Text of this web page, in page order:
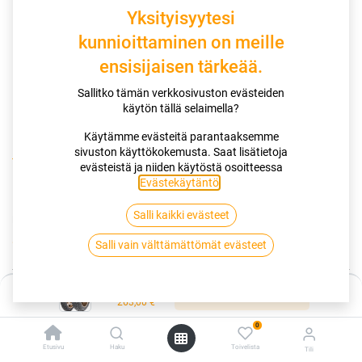
263,00€
Etusivu Haku
0
Toivelista Tili
Kauppa 110/70R17 54W DUNLOP MUTANT
110/70R17 54W DUNLOP MUTANT
Tuotekoodi:267615
/ kpl
Toimitusaika:5 arkipäivää
Lisää ostoskoriin
Yksityisyytesi
kunnioittaminen on meille
ensisijaisen tärkeää.
Sallitko tämän verkkosivuston evästeiden
käytön tällä selaimella?
Käytämme evästeitä parantaaksemme
sivuston käyttökokemusta. Saat lisätietoja
evästeistä ja niiden käytöstä osoitteessa
Evästekäytäntö
Salli kaikki evästeet
Salli vain välttämättömät evästeet